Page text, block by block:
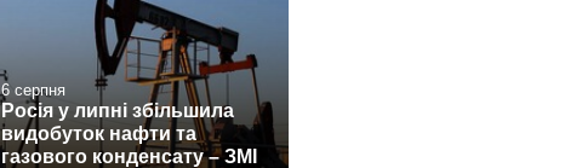
6 серпня
Росія у липні збільшила
видобуток нафти та
газового конденсату – ЗМІ